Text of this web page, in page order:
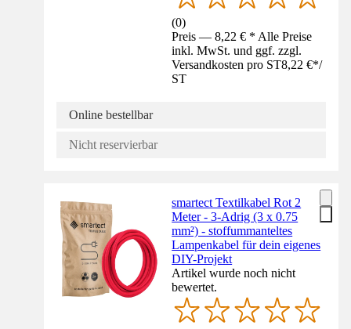
(0)
Preis — 8,22 € * Alle Preise
inkl. MwSt. und ggf. zzgl.
Versandkosten pro ST8,22 €*/
ST
Online bestellbar
Nicht reservierbar
smartect Textilkabel Rot 2
Meter - 3-Adrig (3 x 0.75
mm²) - stoffummanteltes
Lampenkabel für dein eigenes
DIY-Projekt
Artikel wurde noch nicht
bewertet.